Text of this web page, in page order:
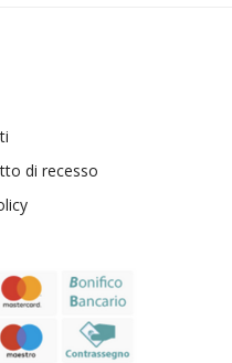
di recesso